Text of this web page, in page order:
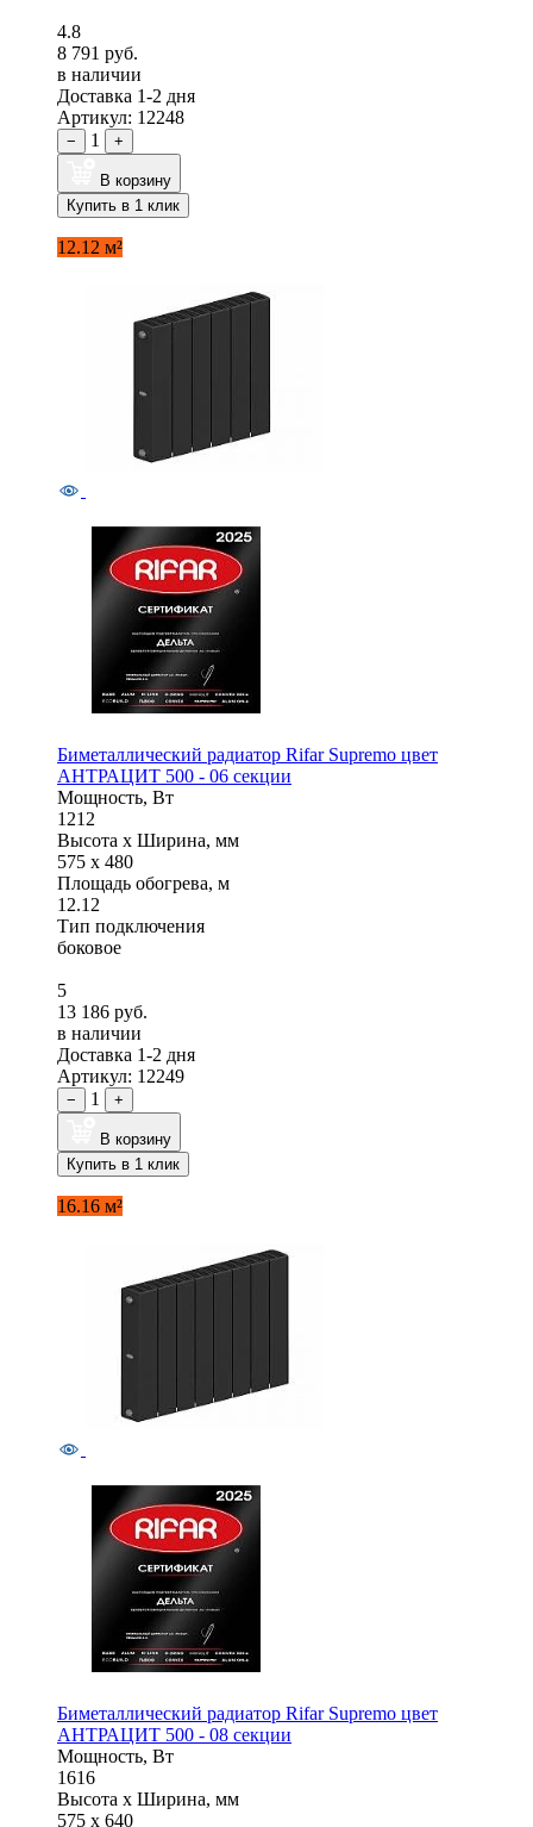
4.8
8 791 руб.
в наличии
Доставка 1-2 дня
Артикул: 12248
− 1 +
В корзину
Купить в 1 клик
12.12 м²
Биметаллический радиатор Rifar Supremo цвет
АНТРАЦИТ 500 - 06 секции
Мощность, Вт
1212
Высота x Ширина, мм
575 x 480
Площадь обогрева, м
12.12
Тип подключения
боковое
5
13 186 руб.
в наличии
Доставка 1-2 дня
Артикул: 12249
− 1 +
В корзину
Купить в 1 клик
16.16 м²
Биметаллический радиатор Rifar Supremo цвет
АНТРАЦИТ 500 - 08 секции
Мощность, Вт
1616
Высота x Ширина, мм
575 x 640